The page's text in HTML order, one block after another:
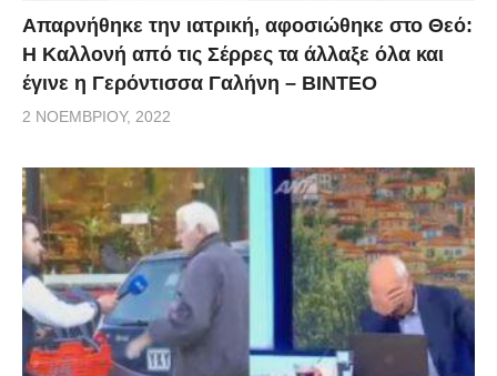
Απαρνήθηκε την ιατρική, αφοσιώθηκε στο Θεό:
Η Καλλονή από τις Σέρρες τα άλλαξε όλα και
έγινε η Γερόντισσα Γαλήνη – ΒΙΝΤΕΟ
2 ΝΟΕΜΒΡΊΟΥ, 2022